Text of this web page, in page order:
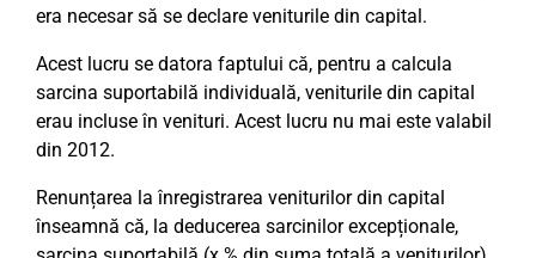
era necesar să se declare veniturile din capital.
Acest lucru se datora faptului că, pentru a calcula
sarcina suportabilă individuală, veniturile din capital
erau incluse în venituri. Acest lucru nu mai este valabil
din 2012.
Renunțarea la înregistrarea veniturilor din capital
înseamnă că, la deducerea sarcinilor excepționale,